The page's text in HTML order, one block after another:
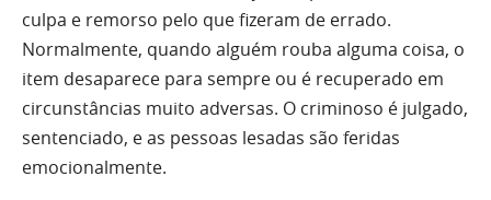
culpa e remorso pelo que fizeram de errado.
Normalmente, quando alguém rouba alguma coisa, o
item desaparece para sempre ou é recuperado em
circunstâncias muito adversas. O criminoso é julgado,
sentenciado, e as pessoas lesadas são feridas
emocionalmente.